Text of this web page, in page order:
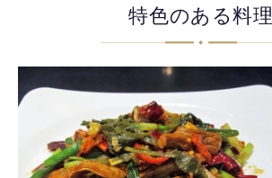
特色のある料理